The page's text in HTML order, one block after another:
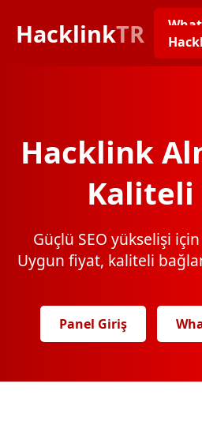
HacklinkTR
Hacklink
Kaliteli
Güçlü SEO yükselişi
Uygun fiyat, kaliteli
Panel Giriş